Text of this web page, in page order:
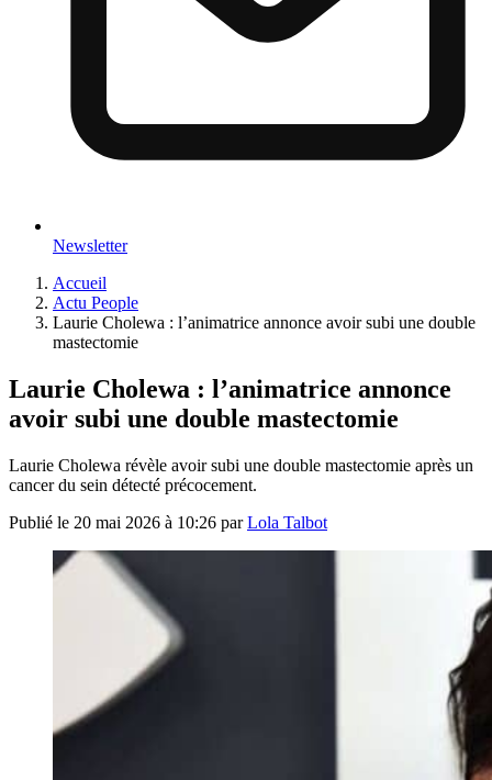
Newsletter
Accueil
Actu People
Laurie Cholewa : l’animatrice annonce avoir subi une double
mastectomie
Laurie Cholewa : l’animatrice annonce
avoir subi une double mastectomie
Laurie Cholewa révèle avoir subi une double mastectomie après un
cancer du sein détecté précocement.
Publié le 20 mai 2026 à 10:26 parLola Talbot